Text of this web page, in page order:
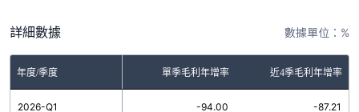
詳細數據 數據單位：%
年度/季度 單季毛利年增率 近4季毛利年增率
2026-Q1 -94.00 -87.21